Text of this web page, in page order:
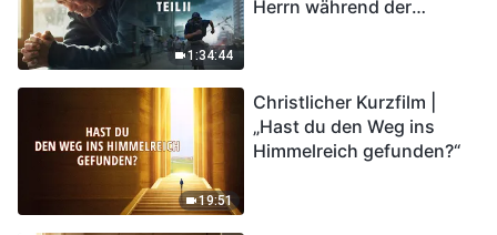
1:34:44
Herrn während der
in das Königreich Gottes
eintreten?
19:51
Christlicher Kurzfilm |
„Hast du den Weg ins
Himmelreich gefunden?“